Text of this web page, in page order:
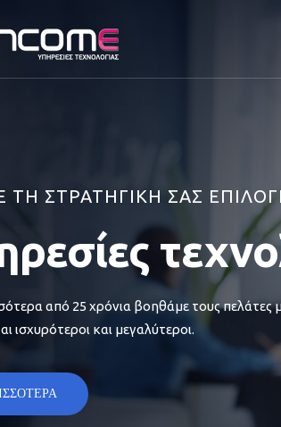
ΤΗ ΣΤΡΑΤΗΓΙΚΗ ΣΑΣ
από 25 χρόνια βοηθάμε τους πελάτες
ισχυρότεροι και μεγαλύτεροι.